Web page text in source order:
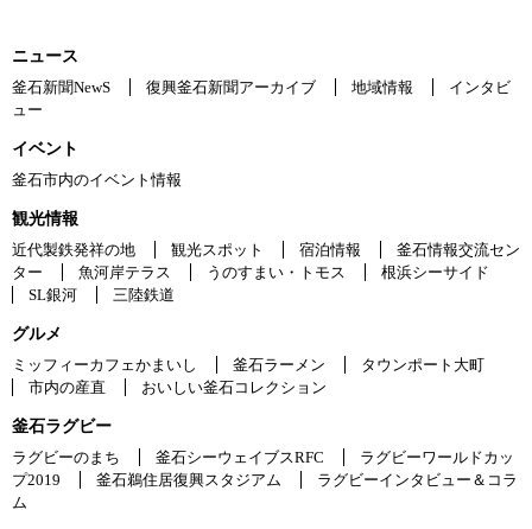
ニュース
釜石新聞NewS
復興釜石新聞アーカイブ 地域情報
インタビ
ュー
イベント
釜石市内のイベント情報
観光情報
近代製鉄発祥の地
観光スポット 宿泊情報
釜石情報交流セン
ター
魚河岸テラス うのすまい・トモス
根浜シーサイド
SL銀河
三陸鉄道
グルメ
ミッフィーカフェかまいし
釜石ラーメン
タウンポート大町
市内の産直
おいしい釜石コレクション
釜石ラグビー
ラグビーのまち
釜石シーウェイブスRFC
ラグビーワールドカッ
プ2019
釜石鵜住居復興スタジアム
ラグビーインタビュー＆コラ
ム